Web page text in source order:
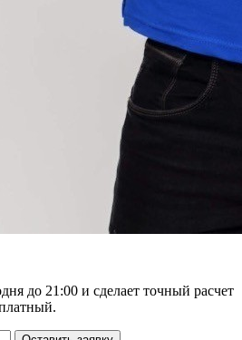
до 21:00 и сделает точный расчет